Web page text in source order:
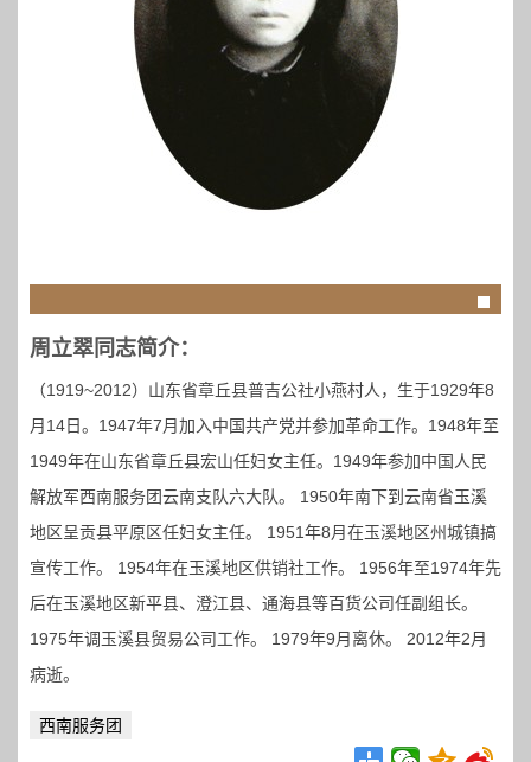
周立翠同志简介：
（1919~2012）山东省章丘县普吉公社小燕村人，生于1929年8
月14日。1947年7月加入中国共产党并参加革命工作。1948年至
1949年在山东省章丘县宏山任妇女主任。1949年参加中国人民
解放军西南服务团云南支队六大队。 1950年南下到云南省玉溪
地区呈贡县平原区任妇女主任。 1951年8月在玉溪地区州城镇搞
宣传工作。 1954年在玉溪地区供销社工作。 1956年至1974年先
后在玉溪地区新平县、澄江县、通海县等百货公司任副组长。
1975年调玉溪县贸易公司工作。 1979年9月离休。 2012年2月
病逝。
西南服务团